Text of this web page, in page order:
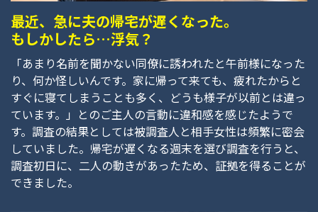
最近、急に夫の帰宅が遅くなった。
もしかしたら…浮気？
「あまり名前を聞かない同僚に誘われたと午前様になった
り、何か怪しいんです。家に帰って来ても、疲れたからと
すぐに寝てしまうことも多く、どうも様子が以前とは違っ
ています。」とのご主人の言動に違和感を感じたようで
す。調査の結果としては被調査人と相手女性は頻繁に密会
していました。帰宅が遅くなる週末を選び調査を行うと、
調査初日に、二人の動きがあったため、証拠を得ることが
できました。